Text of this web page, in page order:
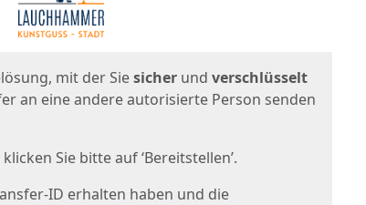
mit der Siesicher und verschlüsselt
an eine andere autorisierte Person senden
Sie bitte auf ‘Bereitstellen’.
ID erhalten haben und die